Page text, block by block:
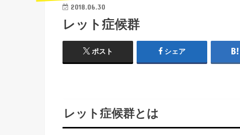
2018.06.30
レット症候群
ポスト シェア
レット症候群とは